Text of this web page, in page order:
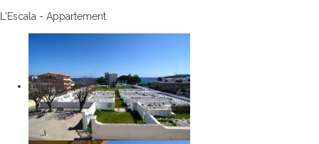
L'Escala - Appartement